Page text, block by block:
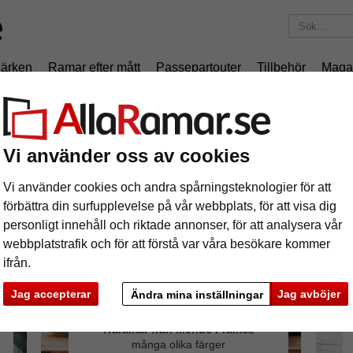
Vi använder oss av cookies
Vi använder cookies och andra spårningsteknologier för att
förbättra din surfupplevelse på vår webbplats, för att visa dig
personligt innehåll och riktade annonser, för att analysera vår
webbplatstrafik och för att förstå var våra besökare kommer
ifrån.
Jag accepterar Jag avböjer
Ändra mina inställningar
Ramar efter mått Passepartouter Tillbehör
Träramar från Mende Frames
många olika färger